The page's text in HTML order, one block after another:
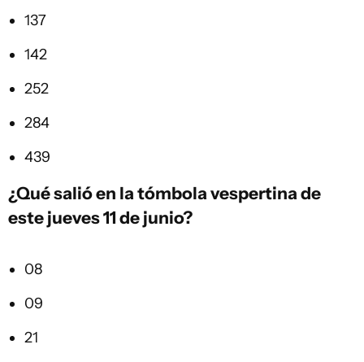
137
142
252
284
439
¿Qué salió en latómbola vespertinade
este jueves 11 de junio?
08
09
21